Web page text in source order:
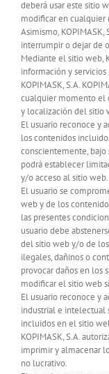
deberá usar este sitio
modificar en cualquier
Asimismo,
interrumpir o dejar de
Mediante el sitio web,
información y
KOPIMASK, S.A.
cualquier momento el
y localización del sitio
El usuario reconoce y
los contenidos
conscientemente, bajo
podrá establecer
y/o acceso al sitio web.
El usuario se
web y de los
las presentes
usuario debe
del sitio web y/o de
ilegales, dañinos o
provocar daños en los
modificar el sitio web
El usuario reconoce y
industrial e intelectual
incluidos en el sitio
KOPIMASK, S.A.
imprimir y almacenar
no lucrativo.